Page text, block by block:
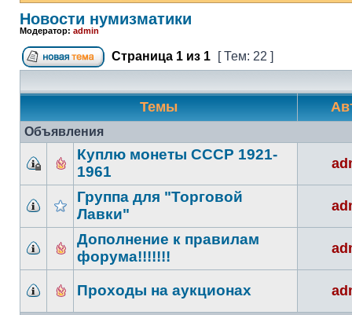
Новости нумизматики
Модератор: admin
Страница 1 из 1 [ Тем: 22 ]
Темы
Объявления
Куплю монеты СССР 1921-
1961
Группа для "Торговой
Лавки"
Дополнение к правилам
форума!!!!!!!
Проходы на аукционах